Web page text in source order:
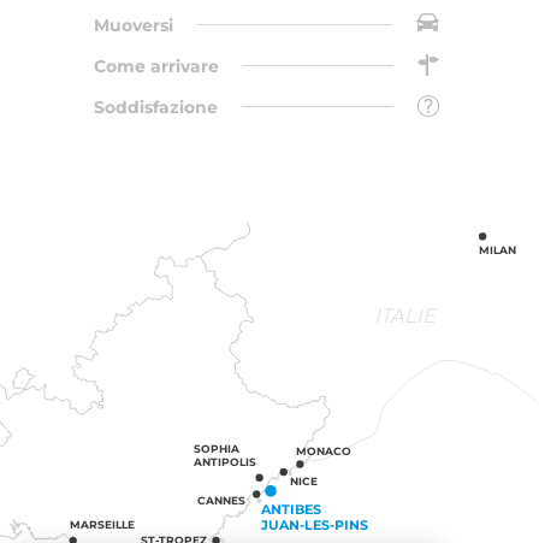
Muoversi
Come arrivare
Soddisfazione
ITALIE
MARSEILLE
CANNES
ANTIBES
JUAN-LES-PINS
SOPHIA
ANTIPOLIS
NICE
MONACO
MILAN